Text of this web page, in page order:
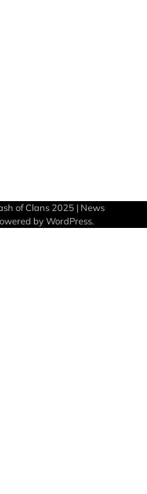
of Clans 2025| News
byWordPress.